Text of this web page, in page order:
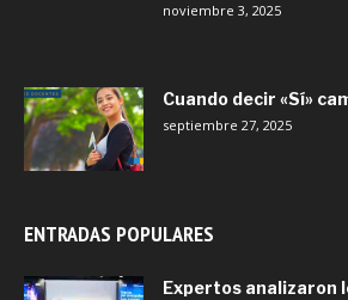
noviembre 3, 2025
Cuando decir «Sí»
septiembre 27, 2025
ENTRADAS POPULARES
Expertos analizaron